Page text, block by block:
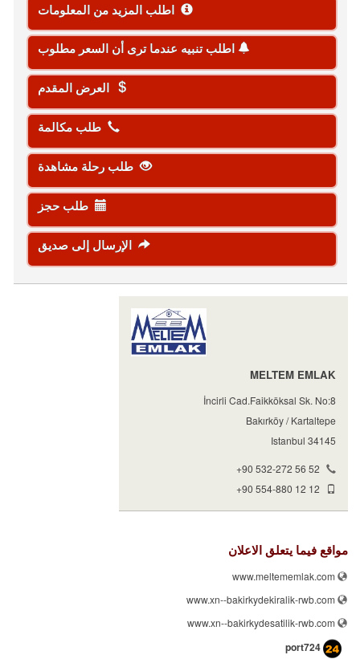
اطلب المزيد من المعلومات
اطلب تنبيه عندما ترى أن السعر مطلوب
العرض المقدم
طلب مكالمة
طلب رحلة مشاهدة
طلب حجز
الإرسال إلى صديق
MELTEM EMLAK
İncirli Cad.Faikköksal Sk. No:8
Bakırköy / Kartaltepe
34145 Istanbul
+90 532-272 56 52
+90 554-880 12 12
مواقع فيما يتعلق الاعلان
port724